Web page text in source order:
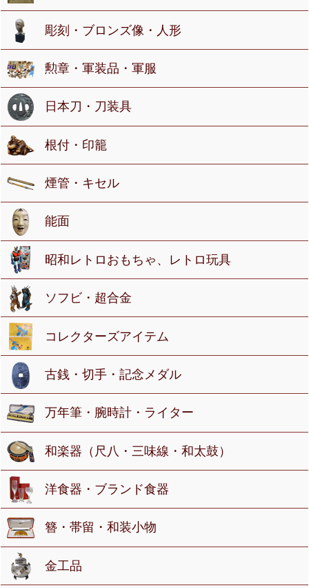
彫刻・ブロンズ像・人形
勲章・軍装品・軍服
日本刀・刀装具
根付・印籠
煙管・キセル
能面
昭和レトロおもちゃ、レトロ玩具
ソフビ・超合金
コレクターズアイテム
古銭・切手・記念メダル
万年筆・腕時計・ライター
和楽器（尺八・三味線・和太鼓）
洋食器・ブランド食器
簪・帯留・和装小物
金工品